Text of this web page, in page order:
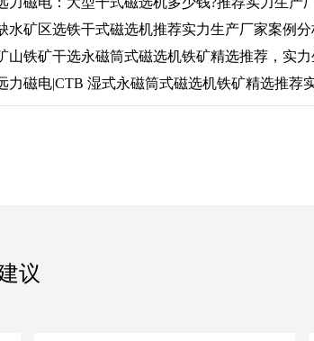
水矿区选铁干式磁选机推荐实力生产厂家案例
山铁矿干选永磁筒式磁选机铁矿精选推荐，实力
力磁电|CTB 湿式永磁筒式磁选机铁矿精选推荐
平板磁选机胶带那里有 平板磁选机
议